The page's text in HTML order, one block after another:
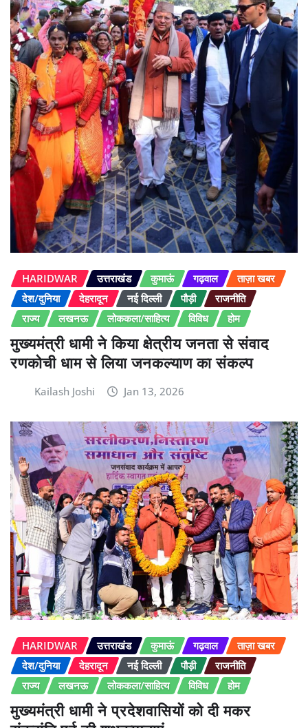
HARIDWAR उत्तराखंड कुमाऊं गढ़वाल
ताज़ा खबर
देश/दुनिया
देहरादून नई दिल्ली पौड़ी
राजनीति
राज्य
लखनऊ लोककला/साहित्य विविध होम
मुख्यमंत्री धामी ने किया क्षेत्रीय जनता से संवाद
रणकोची धाम से लिया जनकल्याण का संकल्प
Kailash Joshi Jan 13, 2026
HARIDWAR उत्तराखंड कुमाऊं गढ़वाल
ताज़ा खबर
देश/दुनिया
देहरादून नई दिल्ली पौड़ी
राजनीति
राज्य
लखनऊ लोककला/साहित्य विविध होम
मुख्यमंत्री धामी ने प्रदेशवासियों को दी मकर